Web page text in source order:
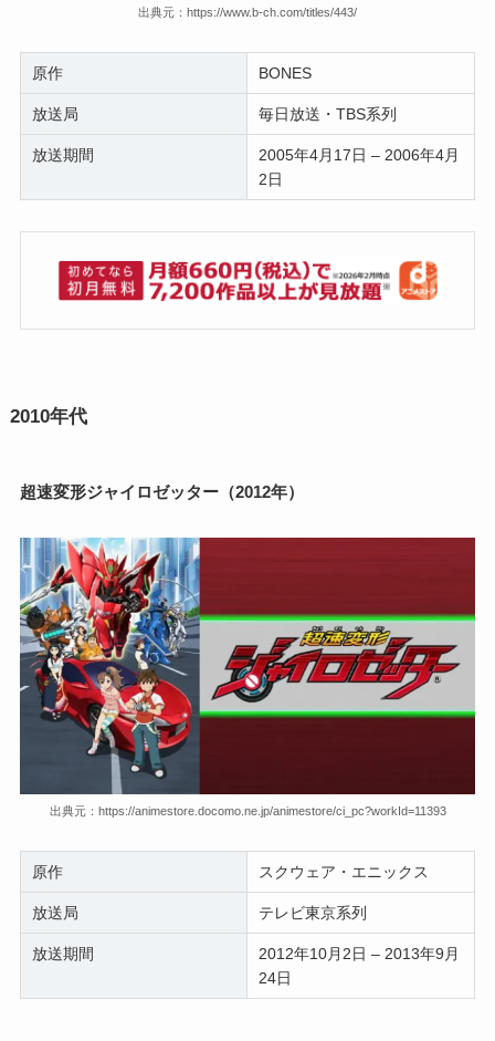
出典元：https://www.b-ch.com/titles/443/
原作 BONES
放送局 毎日放送・TBS系列
放送期間
2005年4月17日 – 2006年4月
2日
2010年代
超速変形ジャイロゼッター（2012年）
出典元：https://animestore.docomo.ne.jp/animestore/ci_pc?workId=11393
原作 スクウェア・エニックス
放送局 テレビ東京系列
放送期間
2012年10月2日 – 2013年9月
24日